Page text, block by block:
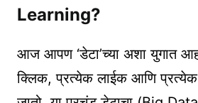
Learning?
आज आपण ‘डेटा’च्या अशा युगात
क्लिक, प्रत्येक लाईक आणि प्रत्येक